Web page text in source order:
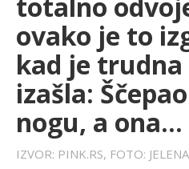
LIFESTYLE
EXTRA
ovako je to
kad je
izašla:
nogu, a ona...
IZVOR: PINK.RS, FOTO: